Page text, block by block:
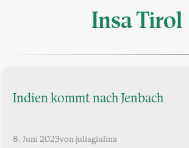
Insa Tirol
Indien kommt nach Jenbach
8. Juni 2023von juliagiulina